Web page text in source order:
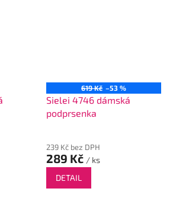
619 Kč –53 %
Sielei 4746 dámská
podprsenka
239 Kč bez DPH
289 Kč / ks
DETAIL